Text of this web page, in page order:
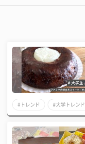
#トレンド #大学トレンド